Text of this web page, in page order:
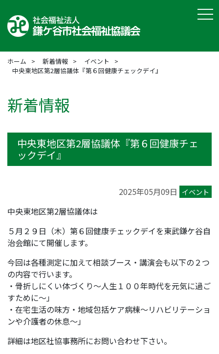
ホーム 新着情報
イベント
中央東地区第2層協議体『第６回健康チェックデイ』
新着情報
中央東地区第2層協議体『第６回健康チェ
ックデイ』
2025年05月09日 イベント
中央東地区第2層協議体は
５月２９日（木）第６回健康チェックデイを東武鎌ケ谷自
治会館にて開催します。
今回は各種測定に加えて相談ブース・講演会も以下の２つ
の内容で行います。
・骨折しにくい体づくり～人生１００年時代を元気に過ご
すために～」
・在宅生活の味方・地域包括ケア病棟～リハビリテーショ
ンや介護者の休息～」
詳細は地区社協事務所にお問い合わせ下さい。